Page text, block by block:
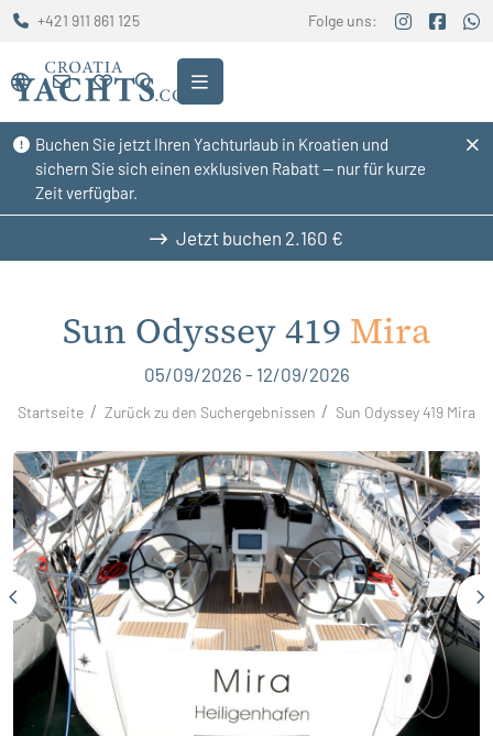
Buchen Sie jetzt Ihren Yachturlaub in Kroatien und
sichern Sie sich einen exklusiven Rabatt — nur für kurze
Zeit verfügbar.
+421 911 861 125 Folge uns:
Jetzt buchen 2.160 €
Sun Odyssey 419 Mira
05/09/2026 - 12/09/2026
Startseite Zurück zu den Suchergebnissen Sun Odyssey 419 Mira